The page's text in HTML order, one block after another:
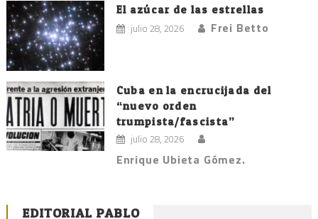
El azúcar de las estrellas
julio 28, 2026 Frei Betto
Cuba en la encrucijada del
“nuevo orden
trumpista/fascista”
julio 28, 2026
Enrique Ubieta Gómez.
EDITORIAL PABLO